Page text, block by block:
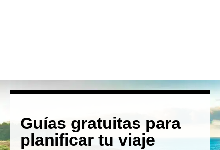
Guías gratuitas para
planificar tu viaje